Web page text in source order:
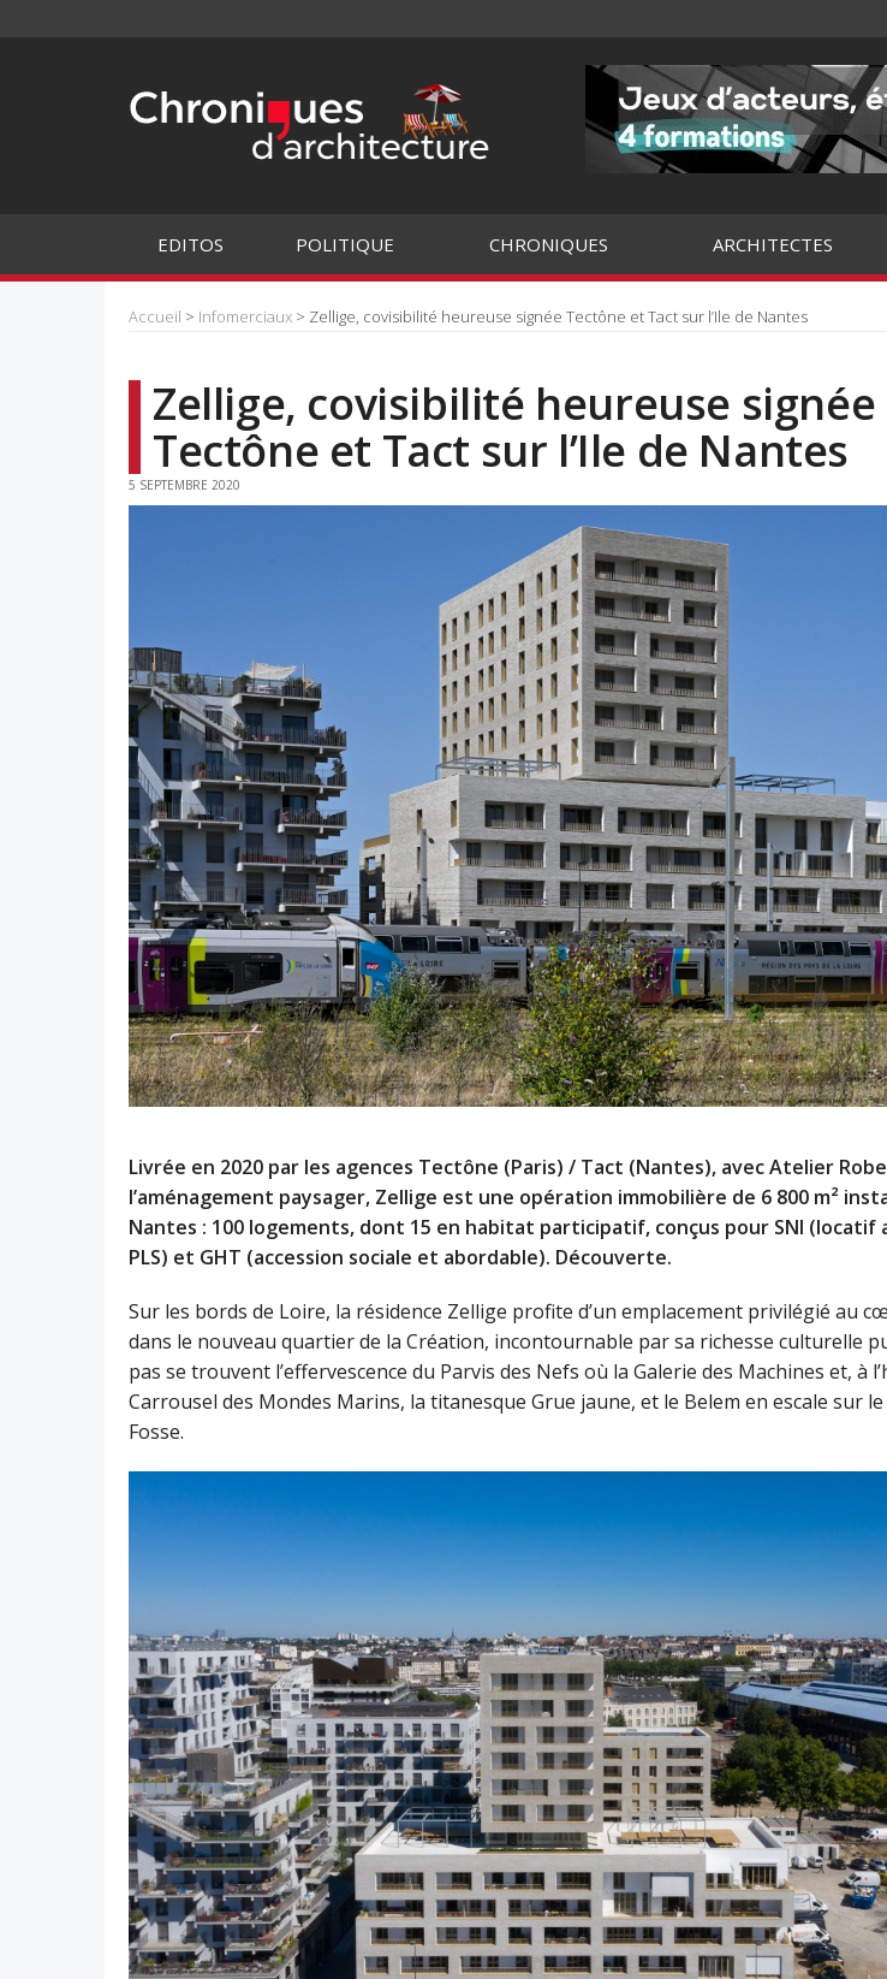
EDITOS POLITIQUE CHRONIQUES ARCHITECTES
Accueil > Infomerciaux > Zellige, covisibilité heureuse signée Tectône et Tact sur l’Ile de Nantes
Zellige, covisibilité heureuse signée
Tectône et Tact sur l’Ile de Nantes
5 SEPTEMBRE 2020
Livrée en 2020 par les agences Tectône (Paris) / Tact (Nantes), avec Atelier
l’aménagement paysager, Zellige est une opération immobilière de 6 800 m²
Nantes : 100 logements, dont 15 en habitat participatif, conçus pour SNI (locatif
PLS) et GHT (accession sociale et abordable). Découverte.
Sur les bords de Loire, la résidence Zellige profite d’un emplacement privilégié au
dans le nouveau quartier de la Création, incontournable par sa richesse culturelle
pas se trouvent l’effervescence du Parvis des Nefs où la Galerie des Machines et, à
Carrousel des Mondes Marins, la titanesque Grue jaune, et le Belem en escale sur le
Fosse.